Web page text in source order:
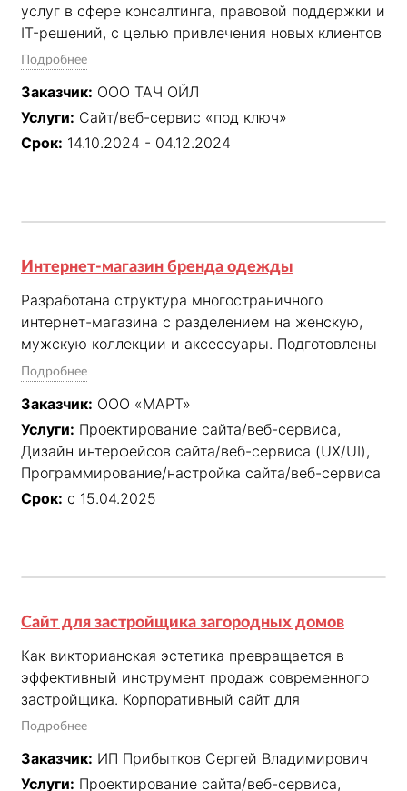
услуг в сфере консалтинга, правовой поддержки и
IT-решений, с целью привлечения новых клиентов
и повышения узнаваемости бренда среди
руководителей нефтегазовых компаний,
представителей бизнеса и государственных
учреждений.
Подробнее
Заказчик: ООО ТАЧ ОЙЛ
Услуги: Сайт/веб-сервис «под ключ»
Срок: 14.10.2024 - 04.12.2024
Интернет-магазин бренда одежды
Разработана структура многостраничного
интернет-магазина с разделением на женскую,
мужскую коллекции и аксессуары. Подготовлены
тексты для всех разделов, прописана архитектура
карточки товара, спроектированы фильтры
каталога и нижняя панель навигации в мобильной
версии. Сформировано подробное техническое
задание для разработки сайта на Tilda.
Подробнее
Заказчик: ООО «МАРТ»
Услуги: Проектирование сайта/веб-сервиса,
Дизайн интерфейсов сайта/веб-сервиса (UX/UI),
Программирование/настройка сайта/веб-сервиса
Срок: с 15.04.2025
Сайт для застройщика загородных домов
Как викторианская эстетика превращается в
эффективный инструмент продаж современного
застройщика. Корпоративный сайт для
застройщика с интегрированным конструктором
Презентация инновационной технологии
деревянного домостроения и демонстрация её
Подробнее
Заказчик: ИП Прибытков Сергей Владимирович
Услуги: Проектирование сайта/веб-сервиса,